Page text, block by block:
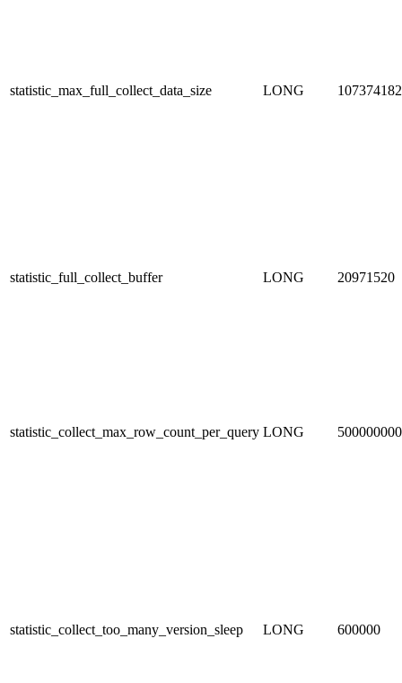
statistic_max_full_collect_data_size LONG
statistic_full_collect_buffer LONG 20971520
statistic_collect_max_row_count_per_query LONG
statistic_collect_too_many_version_sleep LONG 600000